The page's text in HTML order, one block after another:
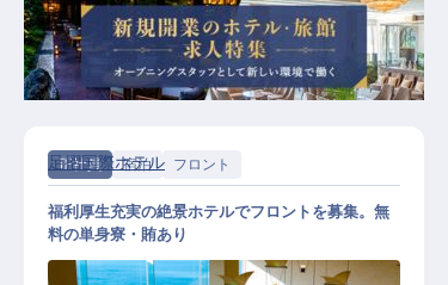
正社員 宿泊 フロント
足摺国際ホテル
福利厚生充実の絶景ホテルでフロントを募集。無
料の単身寮・賄あり